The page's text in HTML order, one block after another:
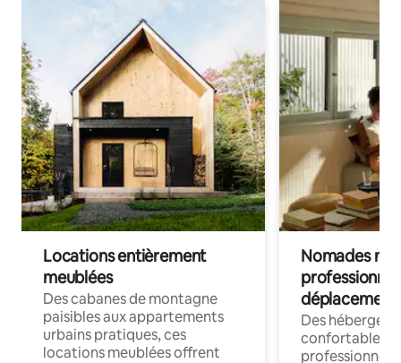
Locations entièrement
meublées
Des cabanes de montagne
paisibles aux appartements
urbains pratiques, ces
locations meublées offrent
Nomades
déplacement
Des
confortables
professionnels